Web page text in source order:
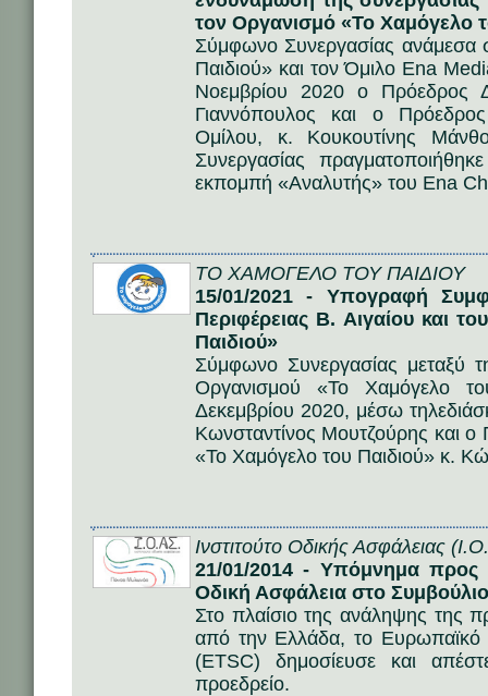
τον Οργανισμό «Το Χαμόγελο
Σύμφωνο Συνεργασίας ανάμεσα
Παιδιού» και τον Όμιλο Ena
Νοεμβρίου 2020 ο Πρόεδρος
Γιαννόπουλος και ο
Ομίλου, κ. Κουκουτίνης
Συνεργασίας
εκπομπή «Αναλυτής» του Ena
ΤΟ ΧΑΜΟΓΕΛΟ ΤΟΥ ΠΑΙΔΙΟΥ
15/01/2021 - Υπογραφή
Περιφέρειας Β. Αιγαίου και
Παιδιού»
Σύμφωνο Συνεργασίας μεταξύ
Οργανισμού «Το Χαμόγελο
Δεκεμβρίου 2020, μέσω
Κωνσταντίνος Μουτζούρης και
«Το Χαμόγελο του Παιδιού» κ.
Ινστιτούτο Οδικής Ασφάλειας
21/01/2014 - Υπόμνημα προς
Οδική Ασφάλεια στο
Στο πλαίσιο της ανάληψης της
από την Ελλάδα, το Ευρωπαϊκό
(ETSC) δημοσίευσε και
προεδρείο.